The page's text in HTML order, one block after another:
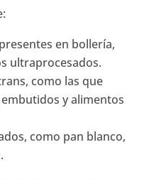
en bollería,
ultraprocesados.
como las que
y alimentos
como pan blanco,